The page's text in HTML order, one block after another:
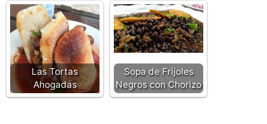
Las Tortas
Ahogadas
Sopa de Frijoles
Negros con Chorizo